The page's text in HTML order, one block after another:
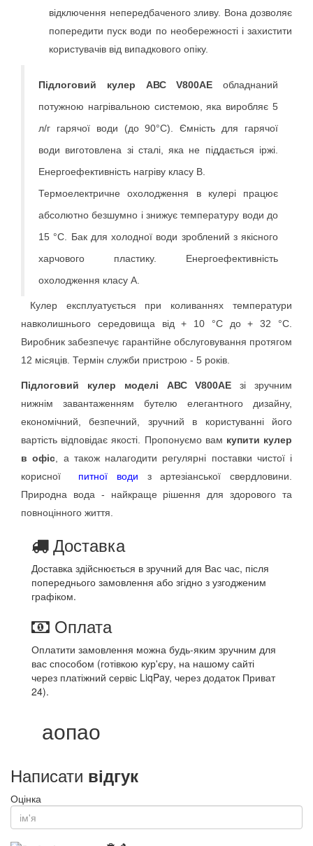
відключення непередбаченого зливу. Вона дозволяє
попередити пуск води по необережності і захистити
користувачів від випадкового опіку.
Підлоговий кулер АВС V800АE обладнаний
потужною нагрівальною системою, яка виробляє 5
л/г гарячої води (до 90°С). Ємність для гарячої
води виготовлена ​​зі сталі, яка не піддається іржі.
Енергоефективність нагріву класу В.
Термоелектричне охолодження в кулері працює
абсолютно безшумно і знижує температуру води до
15 °С. Бак для холодної води зроблений з якісного
харчового пластику. Енергоефективність
охолодження класу А.
Кулер експлуатується при коливаннях температури
навколишнього середовища від + 10 °C до + 32 °C.
Виробник забезпечує гарантійне обслуговування протягом
12 місяців. Термін служби пристрою - 5 років.
Підлоговий кулер моделі АВС V800АE зі зручним
нижнім завантаженням бутелю елегантного дизайну,
економічний, безпечний, зручний в користуванні його
вартість відповідає якості. Пропонуємо вам купити кулер
в офіс, а також налагодити регулярні поставки чистої і
корисної питної води з артезіанської свердловини.
Природна вода - найкраще рішення для здорового та
повноцінного життя.
Доставка
Доставка здійснюється в зручний для Вас час, після
попереднього замовлення або згідно з узгодженим
графіком.
Оплата
Оплатити замовлення можна будь-яким зручним для
вас способом (готівкою кур'єру, на нашому сайті
через платіжний сервіс LiqPay, через додаток Приват
24).
аопао
Написати відгук
Оцінка